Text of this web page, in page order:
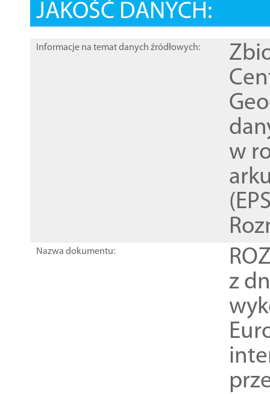
JAKOŚĆ DANYCH:
Informacje na temat danych źródłowych:
w
Nazwa dokumentu:
z